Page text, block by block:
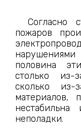
Согласно
пожаров
половина
столько из-
сколько из-
материалов,
неполадки.